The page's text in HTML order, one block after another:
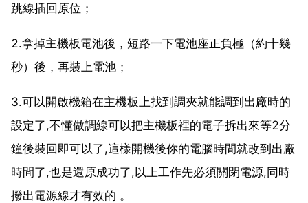
跳線插回原位；
2.拿掉主機板電池後，短路一下電池座正負極（約十幾
秒）後，再裝上電池；
3.可以開啟機箱在主機板上找到調夾就能調到出廠時的
設定了,不懂做調線可以把主機板裡的電子拆出來等2分
鐘後裝回即可以了,這樣開機後你的電腦時間就改到出廠
時間了,也是還原成功了,以上工作先必須關閉電源,同時
撥出電源線才有效的 。